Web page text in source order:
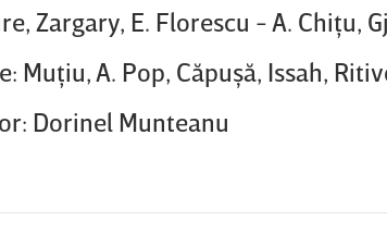
Zargary, E. Florescu - A. Chiţu,
Muţiu, A. Pop, Căpuşă, Issah,
Dorinel Munteanu